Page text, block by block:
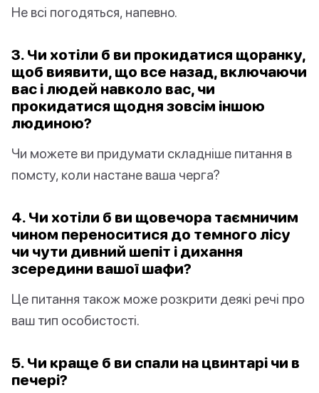
Не всі погодяться, напевно.
3. Чи хотіли б ви прокидатися щоранку,
щоб виявити, що все назад, включаючи
вас і людей навколо вас, чи
прокидатися щодня зовсім іншою
людиною?
Чи можете ви придумати складніше питання в
помсту, коли настане ваша черга?
4. Чи хотіли б ви щовечора таємничим
чином переноситися до темного лісу
чи чути дивний шепіт і дихання
зсередини вашої шафи?
Це питання також може розкрити деякі речі про
ваш тип особистості.
5. Чи краще б ви спали на цвинтарі чи в
печері?